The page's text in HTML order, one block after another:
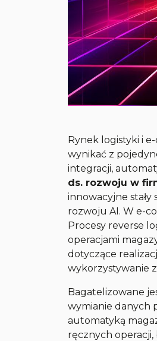
Rynek logistyki i
wynikać z
integracji,
ds. rozwoju w
innowacyjne
rozwoju AI. W e-
Procesy reverse
operacjami
dotyczące
wykorzystywanie
Bagatelizowane
wymianie danych
automatyką
ręcznych operacji,